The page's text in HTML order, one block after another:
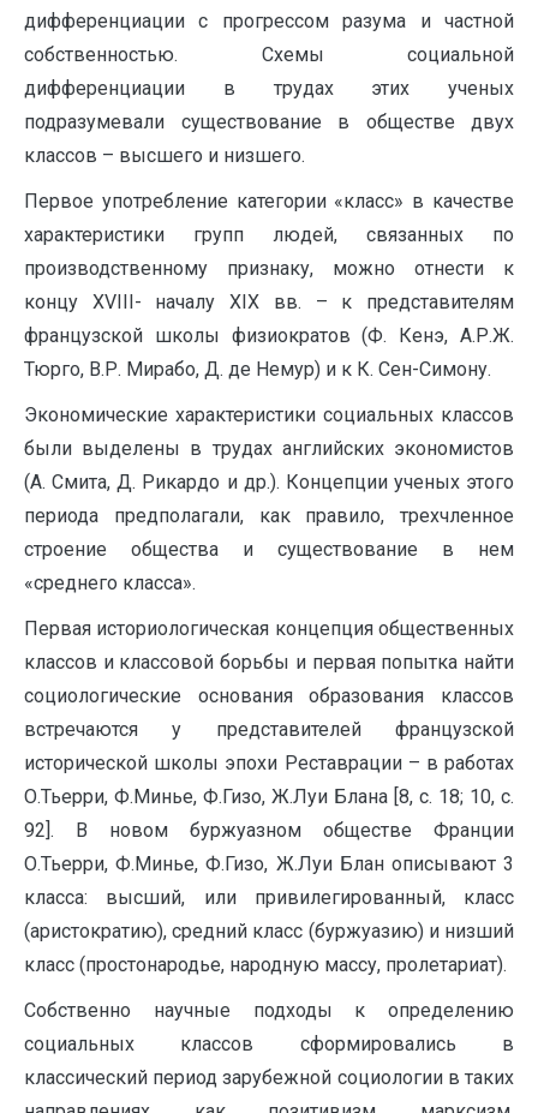
дифференциации с прогрессом разума и частной
собственностью. Схемы социальной
дифференциации в трудах этих ученых
подразумевали существование в обществе двух
классов – высшего и низшего.
Первое употребление категории «класс» в качестве
характеристики групп людей, связанных по
производственному признаку, можно отнести к
концу XVIII- началу XIХ вв. – к представителям
французской школы физиократов (Ф. Кенэ, А.Р.Ж.
Тюрго, В.Р. Мирабо, Д. де Немур) и к К. Сен-Симону.
Экономические характеристики социальных классов
были выделены в трудах английских экономистов
(А. Смита, Д. Рикардо и др.). Концепции ученых этого
периода предполагали, как правило, трехчленное
строение общества и существование в нем
«среднего класса».
Первая историологическая концепция общественных
классов и классовой борьбы и первая попытка найти
социологические основания образования классов
встречаются у представителей французской
исторической школы эпохи Реставрации – в работах
О.Тьерри, Ф.Минье, Ф.Гизо, Ж.Луи Блана [8, c. 18; 10, c.
92]. В новом буржуазном обществе Франции
О.Тьерри, Ф.Минье, Ф.Гизо, Ж.Луи Блан описывают 3
класса: высший, или привилегированный, класс
(аристократию), средний класс (буржуазию) и низший
класс (простонародье, народную массу, пролетариат).
Собственно научные подходы к определению
социальных классов сформировались в
классический период зарубежной социологии в таких